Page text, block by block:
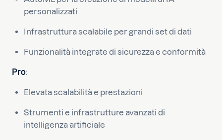
personalizzati
Infrastruttura scalabile per grandi set di dati
Funzionalità integrate di sicurezza e conformità
Pro:
Elevata scalabilità e prestazioni
Strumenti e infrastrutture avanzati di
intelligenza artificiale